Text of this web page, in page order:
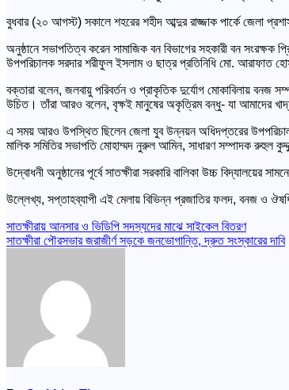
বুধবার (২০ আগস্ট) সকালে শহরের শহীদ আব্দুর রাজ্জাক পার্কে জেলা
অনুষ্ঠানে সভাপতিত্ব করেন সামাজিক বন বিভাগের সহকারী বন সংরক্ষক
উপপরিচালক সরদার শরীফুল ইসলাম ও ছাত্র প্রতিনিধি মো. আরাফাত
বক্তারা বলেন, জলবায়ু পরিবর্তন ও প্রাকৃতিক দুর্যোগ মোকাবিলায় বনজ
উচিত। তাঁরা আরও বলেন, বৃক্ষই মানুষের অকৃত্রিম বন্ধু- যা আমাদের
এ সময় আরও উপস্থিত ছিলেন জেলা যুব উন্নয়ন অধিদপ্তরের উপপরিচালক
মালিক সমিতির সভাপতি মোহাম্মদ নুরুল আমিন, সাধারণ সম্পাদক রুহুল
উদ্বোধনী অনুষ্ঠানের পূর্বে সাতক্ষীরা সরকারি বালিকা উচ্চ বিদ্যালয়ের
উল্লেখ্য, সপ্তাহব্যাপী এই মেলায় বিভিন্ন প্রজাতির ফলদ, বনজ ও
Post
navigation
সাতক্ষীরায় আনসার ও ভিডিপি সদস্যদের মাঝে সাইকেল বিতরণ
সাতক্ষীরা পৌরসভার জরাজীর্ণ সড়কে জনভোগান্তি, দ্রুত সংস্কারের দাবি